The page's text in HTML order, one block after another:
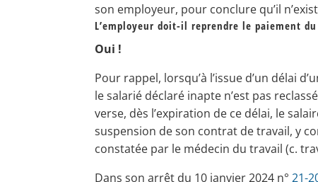
son employeur, pour conclure qu’il
L’employeur doit-il reprendre le paiement
Oui !
Pour rappel, lorsqu’à l’issue d’un délai
le salarié déclaré inapte n’est pas
verse, dès l’expiration de ce délai, le
suspension de son contrat de travail, y
constatée par le médecin du travail (c.
Dans son arrêt du 10 janvier 2024 n°21-